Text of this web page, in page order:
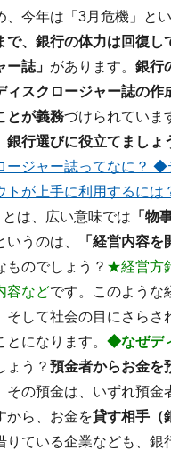
、今年は「3月危機」と
で、銀行の体力は回復し
誌」 があります。 銀行
ィスクロージャー誌の作
とが義務づけられていま
銀行選びに役立てましょ
ジャー誌ってなに？ ◆
トが上手に利用するには
とは、広い意味では 「物
いうのは、 「経営内容を
ものでしょう？ ★経営方
容などです。このような
そして社会の目にさら
とになります。 ◆なぜデ
ょう？ 預金者からお金を
その預金は、いずれ預金
から、お金を貸す相手（
りている企業なども、